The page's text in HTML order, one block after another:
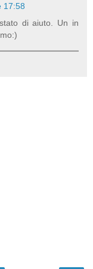
17:58
di aiuto. Un in